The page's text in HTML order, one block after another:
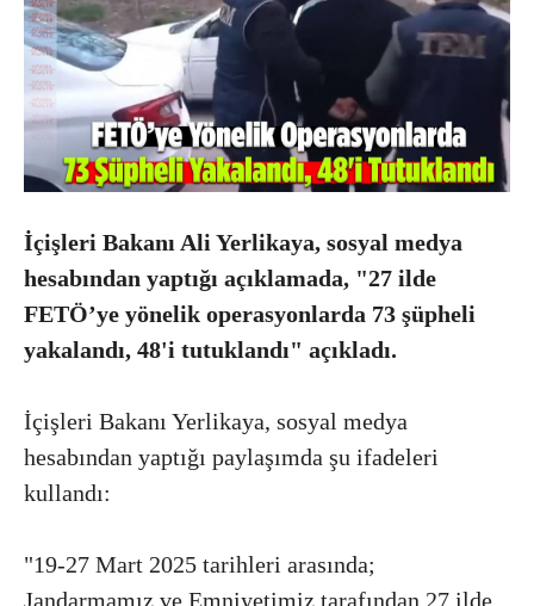
İçişleri Bakanı Ali Yerlikaya, sosyal medya
hesabından yaptığı açıklamada, "27 ilde
FETÖ’ye yönelik operasyonlarda 73 şüpheli
yakalandı, 48'i tutuklandı" açıkladı.
İçişleri Bakanı Yerlikaya, sosyal medya
hesabından yaptığı paylaşımda şu ifadeleri
kullandı:
"19-27 Mart 2025 tarihleri arasında;
Jandarmamız ve Emniyetimiz tarafından 27 ilde